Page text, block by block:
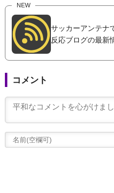
NEW
サッカーアンテナ
反応ブログの最新
コメント